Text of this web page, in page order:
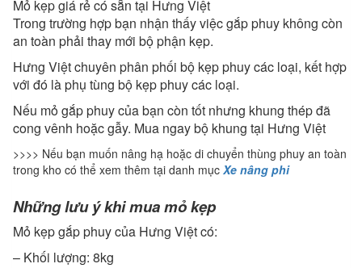
Mỏ kẹp giá rẻ có sẵn tại Hưng Việt
Trong trường hợp bạn nhận thấy việc gắp phuy không còn
an toàn phải thay mới bộ phận kẹp.
Hưng Việt chuyên phân phối bộ kẹp phuy các loại, kết hợp
với đó là phụ tùng bộ kẹp phuy các loại.
Nếu mỏ gắp phuy của bạn còn tốt nhưng khung thép đã
cong vênh hoặc gẫy. Mua ngay bộ khung tại Hưng Việt
>>>> Nếu bạn muốn nâng hạ hoặc di chuyển thùng phuy an toàn
trong kho có thể xem thêm tại danh mục Xe nâng phi
Những lưu ý khi mua mỏ kẹp
Mỏ kẹp gắp phuy của Hưng Việt có:
– Khối lượng: 8kg